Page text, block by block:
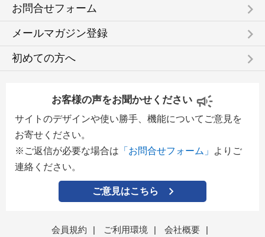
お問合せフォーム keyboard_arrow_right
メールマガジン登録 keyboard_arrow_right
初めての方へ keyboard_arrow_right
お客様の声をお聞かせください
サイトのデザインや使い勝手、機能についてご意見を
お寄せください。
※ご返信が必要な場合は 「お問合せフォーム」
よりご
連絡ください。
ご意見はこちら
会員規約 | ご利用環境 | 会社概要 |